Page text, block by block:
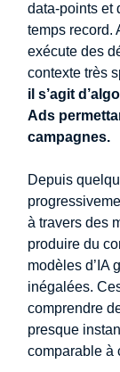
data-points et
temps record.
exécute des
contexte très
il s’agit
Ads
campagnes.
Depuis
à travers des
produire du
modèles d’IA
inégalées.
comprendre
presque
comparable à